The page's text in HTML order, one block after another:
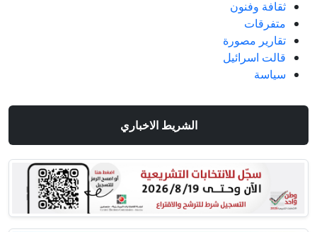
ثقافة وفنون
متفرقات
تقارير مصورة
قالت اسرائيل
سياسة
الشريط الاخباري